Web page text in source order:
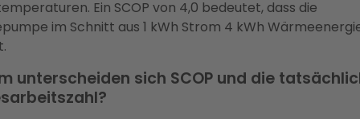
Ein SCOP von 4,0 bedeutet, dass die
im Schnitt aus 1 kWh Strom 4 kWh
unterscheiden sich SCOP und die